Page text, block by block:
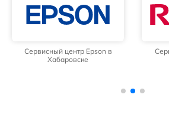
Сервисный центр Epson в
Хабаровске